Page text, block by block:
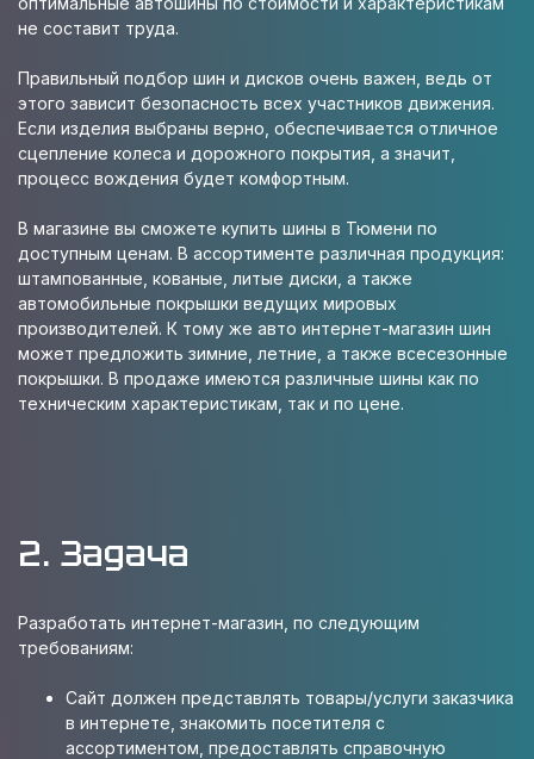
не составит труда.
Правильный подбор шин и дисков очень важен, ведь от
этого зависит безопасность всех участников движения.
Если изделия выбраны верно, обеспечивается отличное
сцепление колеса и дорожного покрытия, а значит,
процесс вождения будет комфортным.
В магазине вы сможете купить шины в Тюмени по
доступным ценам. В ассортименте различная продукция:
штампованные, кованые, литые диски, а также
автомобильные покрышки ведущих мировых
производителей. К тому же авто интернет-магазин шин
может предложить зимние, летние, а также всесезонные
покрышки. В продаже имеются различные шины как по
техническим характеристикам, так и по цене.
2. Задача
Разработать интернет-магазин, по следующим
требованиям:
Сайт должен представлять товары/услуги заказчика
в интернете, знакомить посетителя с
ассортиментом, предоставлять справочную